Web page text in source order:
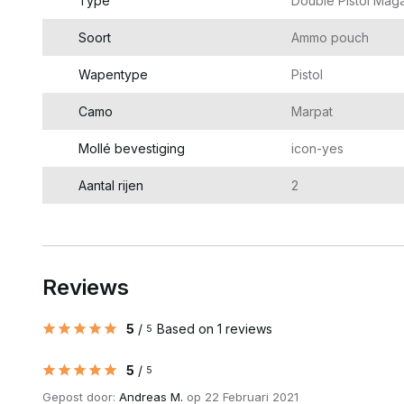
Soort Ammo pouch
Wapentype Pistol
Camo Marpat
Mollé bevestiging icon-yes
Aantal rijen 2
Reviews
5 / 5 Based on 1 reviews
5 / 5
Gepost door: Andreas M. op 22 Februari 2021